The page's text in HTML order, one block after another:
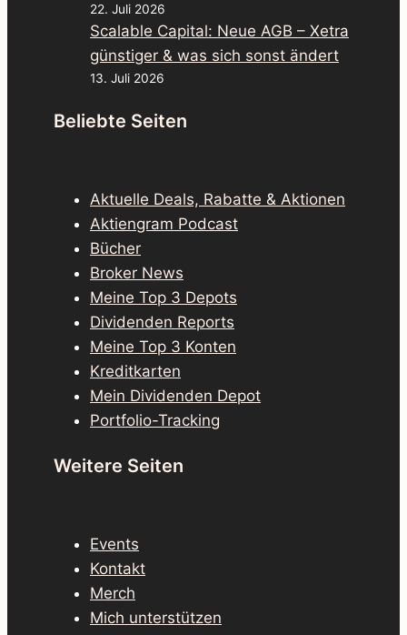
22. Juli 2026
Scalable Capital: Neue AGB – Xetra
günstiger & was sich sonst ändert
13. Juli 2026
Beliebte Seiten
Aktuelle Deals, Rabatte & Aktionen
Aktiengram Podcast
Bücher
Broker News
Meine Top 3 Depots
Dividenden Reports
Meine Top 3 Konten
Kreditkarten
Mein Dividenden Depot
Portfolio-Tracking
Weitere Seiten
Events
Kontakt
Merch
Mich unterstützen